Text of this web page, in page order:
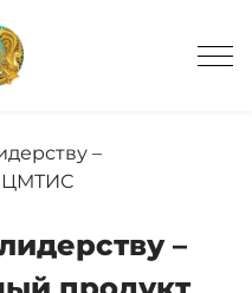
–
ЦМТИС
–